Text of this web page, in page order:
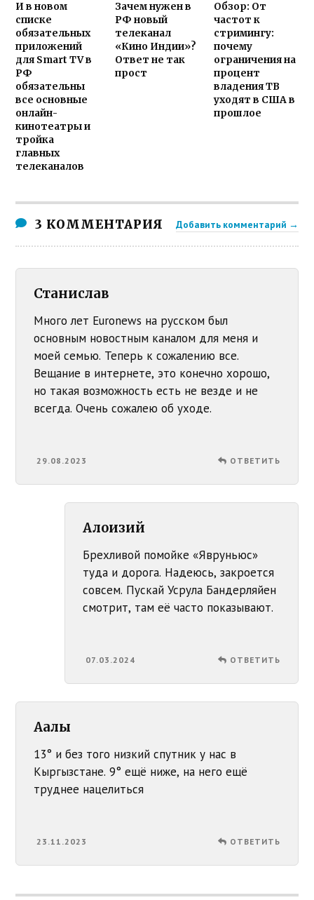
И в новом
списке
обязательных
приложений
для Smart TV в
РФ
обязательны
все основные
онлайн-
кинотеатры и
тройка
главных
телеканалов
Зачем нужен в
РФ новый
телеканал
«Кино Индии»?
Ответ не так
прост
Обзор: От
частот к
стримингу:
почему
ограничения на
процент
владения ТВ
уходят в США в
прошлое
3 КОММЕНТАРИЯ Добавить комментарий →
Станислав
Много лет Euronews на русском был
основным новостным каналом для меня и
моей семью. Теперь к сожалению все.
Вещание в интернете, это конечно хорошо,
но такая возможность есть не везде и не
всегда. Очень сожалею об уходе.
29.08.2023 ОТВЕТИТЬ
Алоизий
Брехливой помойке «Явруньюс»
туда и дорога. Надеюсь, закроется
совсем. Пускай Усрула Бандерляйен
смотрит, там её часто показывают.
07.03.2024 ОТВЕТИТЬ
Аалы
13° и без того низкий спутник у нас в
Кыргызстане. 9° ещё ниже, на него ещё
труднее нацелиться
23.11.2023 ОТВЕТИТЬ